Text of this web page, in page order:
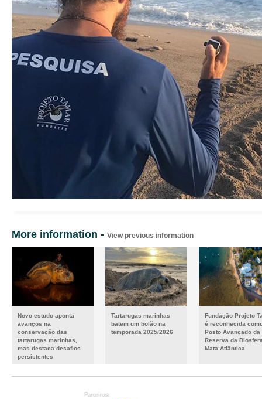
More information - View previous information
Novo estudo aponta
avanços na
conservação das
tartarugas marinhas,
mas destaca desafios
persistentes
Tartarugas marinhas
batem um bolão na
temporada 2025/2026
Fundação Projeto
é reconhecida
Posto Avançado da
Reserva da
Mata Atlântica